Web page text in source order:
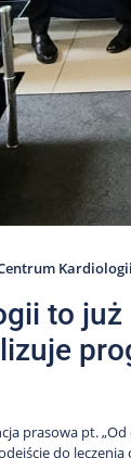
to
prasowa pt.
do